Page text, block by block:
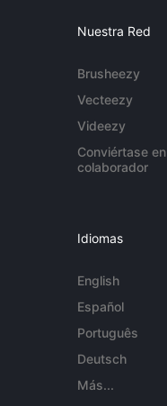
Nuestra Red
Brusheezy
Vecteezy
Videezy
Conviértase en
colaborador
Idiomas
English
Español
Português
Deutsch
Más...